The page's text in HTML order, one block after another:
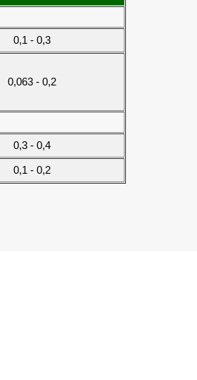
0,1 - 0,3
0,063 - 0,2
0,3 - 0,4
0,1 - 0,2